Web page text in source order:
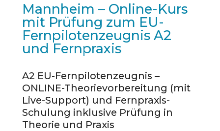
Mannheim – Online-Kurs
mit Prüfung zum EU-
Fernpilotenzeugnis A2
und Fernpraxis
A2 EU-Fernpilotenzeugnis –
ONLINE-Theorievorbereitung (mit
Live-Support) und Fernpraxis-
Schulung inklusive Prüfung in
Theorie und Praxis